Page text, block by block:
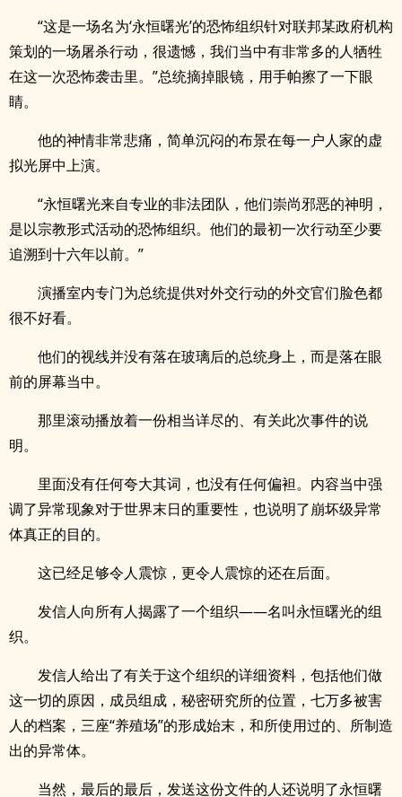
“这是一场名为‘永恒曙光’的恐怖组织针对联邦某政府机构
策划的一场屠杀行动，很遗憾，我们当中有非常多的人牺牲
在这一次恐怖袭击里。”总统摘掉眼镜，用手帕擦了一下眼
睛。
他的神情非常悲痛，简单沉闷的布景在每一户人家的虚
拟光屏中上演。
“永恒曙光来自专业的非法团队，他们崇尚邪恶的神明，
是以宗教形式活动的恐怖组织。他们的最初一次行动至少要
追溯到十六年以前。”
演播室内专门为总统提供对外交行动的外交官们脸色都
很不好看。
他们的视线并没有落在玻璃后的总统身上，而是落在眼
前的屏幕当中。
那里滚动播放着一份相当详尽的、有关此次事件的说
明。
里面没有任何夸大其词，也没有任何偏袒。内容当中强
调了异常现象对于世界末日的重要性，也说明了崩坏级异常
体真正的目的。
这已经足够令人震惊，更令人震惊的还在后面。
发信人向所有人揭露了一个组织——名叫永恒曙光的组
织。
发信人给出了有关于这个组织的详细资料，包括他们做
这一切的原因，成员组成，秘密研究所的位置，七万多被害
人的档案，三座“养殖场”的形成始末，和所使用过的、所制造
出的异常体。
当然，最后的最后，发送这份文件的人还说明了永恒曙